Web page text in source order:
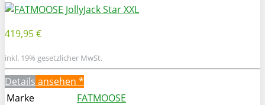
419,95 €
inkl. 19% gesetzlicher MwSt.
Details ansehen *
Marke
FATMOOSE